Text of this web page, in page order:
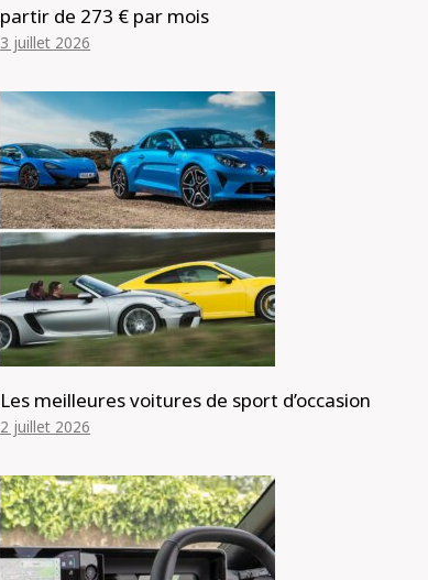
partir de 273 € par mois
3 juillet 2026
Les meilleures voitures de sport d’occasion
2 juillet 2026